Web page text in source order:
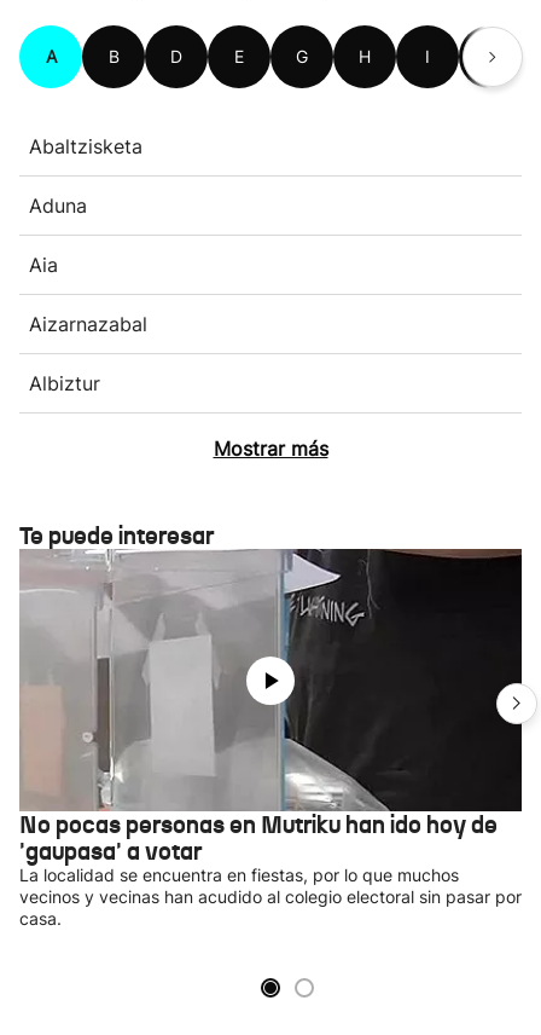
A B D E G H I L
Abaltzisketa
Aduna
Aia
Aizarnazabal
Albiztur
Mostrar más
Te puede interesar
No pocas personas en Mutriku han ido hoy de
'gaupasa' a votar
La localidad se encuentra en fiestas, por lo que muchos
vecinos y vecinas han acudido al colegio electoral sin pasar por
casa.